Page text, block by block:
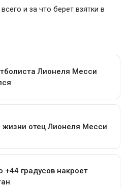
и за что берет взятки в